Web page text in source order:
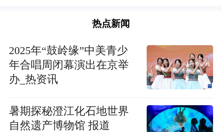
热点新闻
2025年“鼓岭缘”中美青少
年合唱周闭幕演出在京举
办_热资讯
暑期探秘澄江化石地世界
自然遗产博物馆 报道